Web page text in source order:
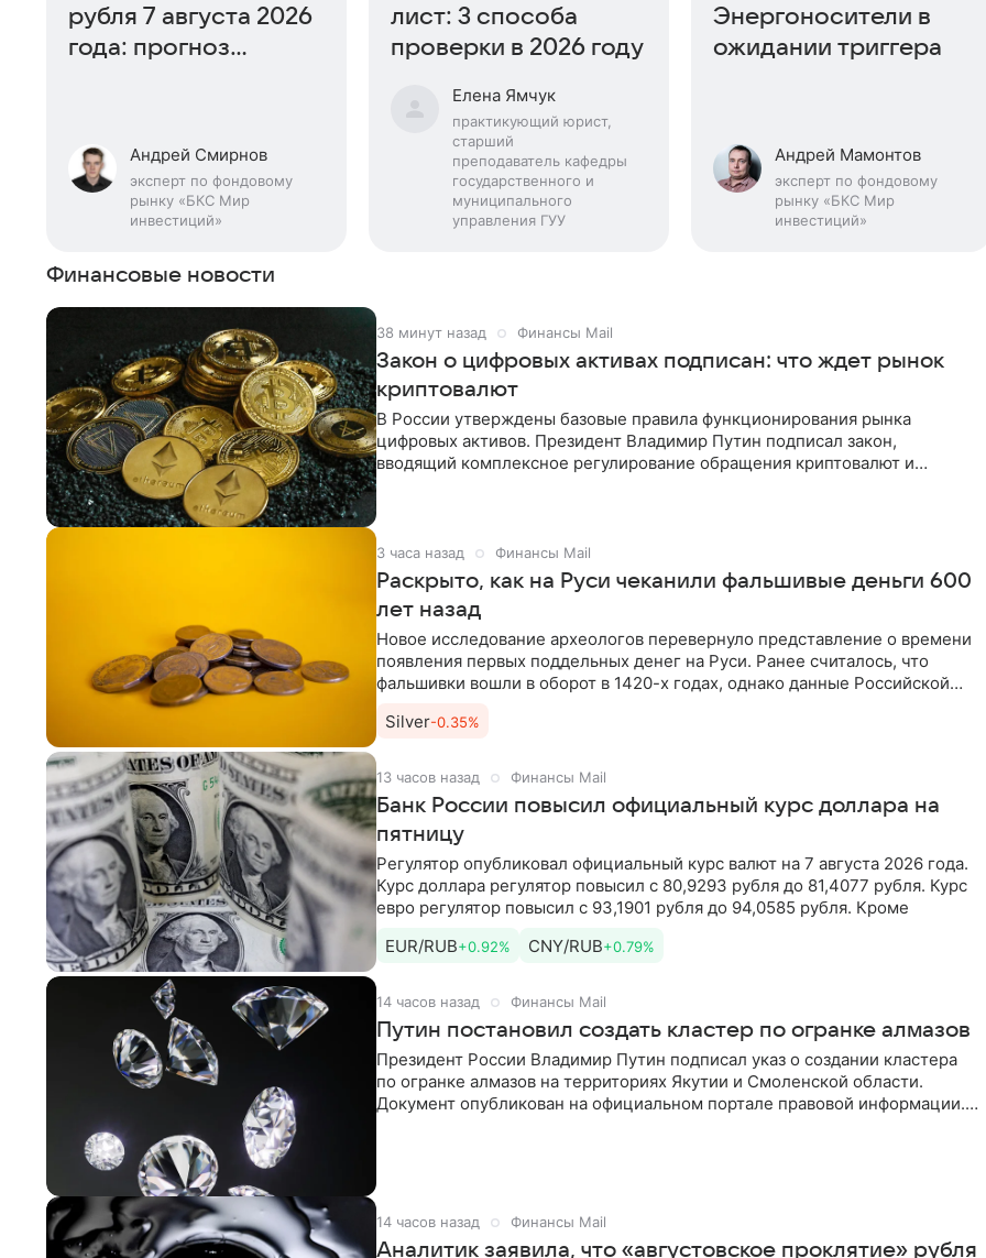
рубля 7 августа 2026
года: прогноз
Андрей Смирнов
эксперт по фондовому
рынку «БКС Мир
инвестиций»
лист: 3 способа
проверки в 2026 году
Елена Ямчук
практикующий юрист,
старший
преподаватель кафедры
государственного и
муниципального
управления ГУУ
Энергоносители в
ожидании триггера
Андрей Мамонтов
эксперт по фондовому
рынку «БКС Мир
инвестиций»
Финансовые новости
38 минут назад Финансы Mail
Закон о цифровых активах подписан: что ждет рынок
криптовалют
В России утверждены базовые правила функционирования рынка
цифровых активов. Президент Владимир Путин подписал закон,
вводящий комплексное регулирование обращения криптовалют и
3 часа назад Финансы Mail
Раскрыто, как на Руси чеканили фальшивые деньги 600
лет назад
Новое исследование археологов перевернуло представление о времени
появления первых поддельных денег на Руси. Ранее считалось, что
фальшивки вошли в оборот в 1420-х годах, однако данные Российской
Silver-0.35%
13 часов назад Финансы Mail
Банк России повысил официальный курс доллара на
пятницу
Регулятор опубликовал официальный курс валют на 7 августа 2026 года.
Курс доллара регулятор повысил с 80,9293 рубля до 81,4077 рубля. Курс
евро регулятор повысил с 93,1901 рубля до 94,0585 рубля. Кроме
EUR/RUB+0.92% CNY/RUB+0.79%
14 часов назад Финансы Mail
Путин постановил создать кластер по огранке алмазов
Президент России Владимир Путин подписал указ о создании кластера
по огранке алмазов на территориях Якутии и Смоленской области.
Документ опубликован на официальном портале правовой информации.
14 часов назад Финансы Mail
Аналитик заявила, что «августовское проклятие» рубля